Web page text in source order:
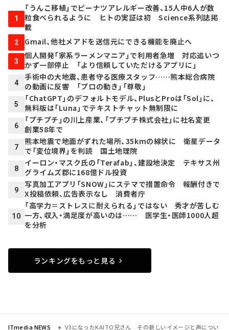
1
「うんこ移植」でピーナツアレルギー改善、15人中6人が数
粒食べられるように ヒトの実証は初 Science系列誌掲
載
2 Gmail、他社メアドを送信元にできる機能を廃止へ
3
個人開発「家系ラーメンマニア」で利用者急増 対応追いつ
かず一部停止 「より信頼していただけるアプリに」
4
手術中の大地震、患者守る医療スタッフ……熊本総合病院
の動画に反響 「プロの動き」「尊敬」
5
「ChatGPT」のデフォルトモデル、PlusとProは「Sol」に、
無料版は「Luna」でテキストチャット無制限に
6
「プチプチ」の川上産業、「プチプチ株式会社」に社名変更
創業58年で
7
熊本地震で地面がずれた場所、35kmの線状に 衛星データ
で「変位境界」を判読 国土地理院
8
イーロン・マスク氏の「Terafab」、建設地決定 テキサス州
グライムズ郡に168億ドル投資
9
写真加工アプリ「SNOW」にステマで措置命令 報酬付きで
X投稿依頼、広告表示なし 消費者庁
10
「高学力＝ストレスに耐えられる」ではない 秀才が苦しむ
一方、収入・満足度が高いのは…… 医学生・医師1000人超
を分析
ランキングをもっと見る
ITmedia NEWS V3になったKAITO兄さん その新しいイメージと声につい